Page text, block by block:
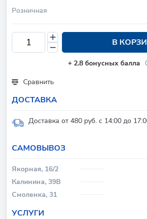
Розничная
В
+ 2.8 бонусных балла
Сравнить
ДОСТАВКА
Доставка от 480 руб. с 14:00 до
CАМОВЫВОЗ
Якорная, 16/2
Калинина, 39В
Смоленка, 31
УСЛУГИ